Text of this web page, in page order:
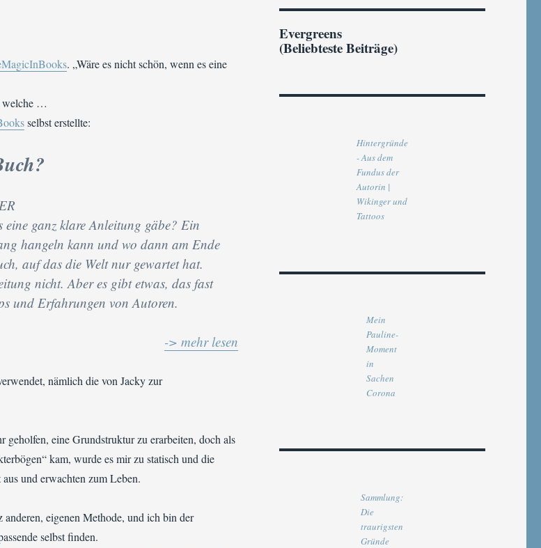
. „Wäre es nicht schön, wenn es eine
welche …
selbst erstellte:
eine ganz klare Anleitung gäbe? Ein
hangeln kann und wo dann am Ende
auf das die Welt nur gewartet hat.
nicht. Aber es gibt etwas, das fast
und Erfahrungen von Autoren.
-> mehr lesen
nämlich die von Jacky zur
geholfen, eine Grundstruktur zu erarbeiten, doch als
kam, wurde es mir zu statisch und die
und erwachten zum Leben.
eigenen Methode, und ich bin der
selbst finden.
Evergreens
(Beliebteste Beiträge)
Hintergründe
- Aus dem
Fundus der
Autorin |
Wikinger und
Tattoos
Mein
Pauline-
Moment
in
Sachen
Corona
Sammlung:
Die
traurigsten
Gründe